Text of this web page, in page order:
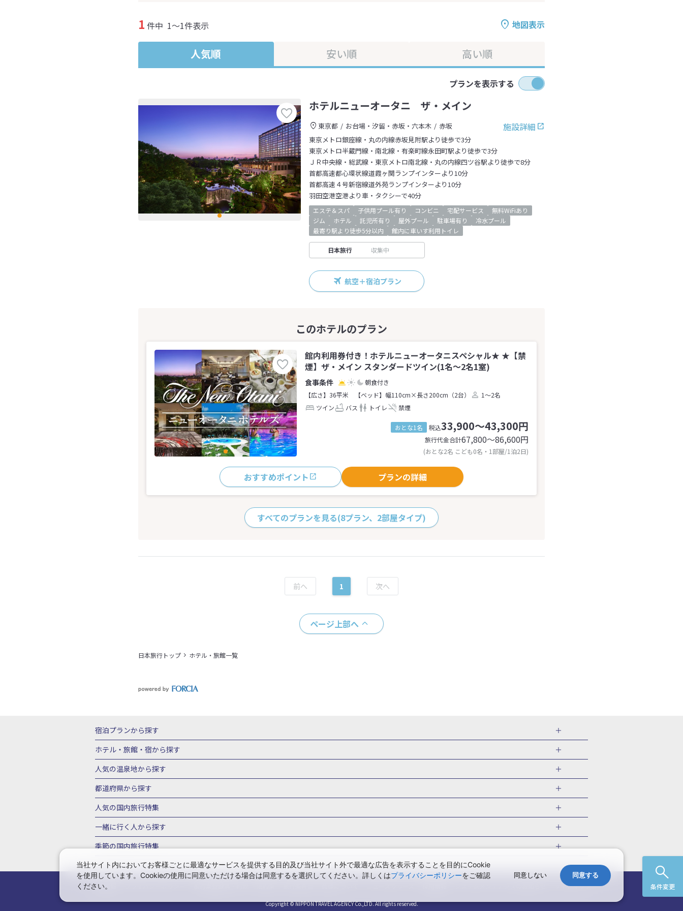
条件変更
地図表示
1 件中 1～1件表示
人気順 安い順 高い順
プランを表示する
ホテルニューオータニ ザ・メイン
施設詳細
東京都 お台場・汐留・赤坂・六本木
赤坂
東京メトロ銀座線・丸の内線赤坂見附駅より徒歩で3分
東京メトロ半蔵門線・南北線・有楽町線永田町駅より徒歩で3分
ＪＲ中央線・総武線・東京メトロ南北線・丸の内線四ツ谷駅より徒歩で8分
首都高速都心環状線道霞ヶ関ランプインターより10分
首都高速４号新宿線道外苑ランプインターより10分
羽田空港空港より車・タクシーで40分
エステ＆スパ 子供用プール有り コンビニ 宅配サービス
無料WiFiあり
ジム
ホテル 託児所有り 屋外プール 駐車場有り
冷水プール
最寄り駅より徒歩5分以内
館内に車いす利用トイレ
日本旅行 収集中
航空＋宿泊プラン
館内利用券付き！ホテルニューオータニスペシャル★ ★【禁
煙】ザ・メイン スタンダードツイン(1名～2名1室)
朝食付き
【広さ】36平米
【ベッド】幅110cm×長さ200cm（2台）
1～2名
ツイン
バス トイレ 禁煙
おとな1名 税込33,900～43,300円
旅行代金合計67,800〜86,600円
(おとな2名 こども0名・1部屋/1泊2日)
おすすめポイント プランの詳細
すべてのプランを見る(8プラン、2部屋タイプ)
1
ページ上部へ
日本旅行トップ ホテル・旅館一覧
宿泊プランから探す
北海道
東北 青森県
栃木県
群馬県 北陸 富山県 石川県 福井県 甲信越 山梨県 新潟県 長野県 東海 静岡県 岐阜県
愛知県
三重県
近畿 滋賀県 京都府 大阪府 兵庫県 奈良県 和歌山県 四国 徳島県 高知県 香川県 愛媛県
中国
岡山県
広島県
ホテル・旅館・宿から探す
北海道ホテル・旅館
山形県ホテル・旅館
福島県ホテル・旅館 東京都ホテル・旅館 神奈川県ホテル・旅館
埼玉県ホテル・旅館
千葉県ホテル・旅館
茨城県ホテル・旅館 栃木県ホテル・旅館 群馬県ホテル・旅館
富山県ホテル・旅館
石川県ホテル・旅館
静岡県ホテル・旅館
京都府ホテル・旅館
大阪府ホテル・旅館 兵庫県ホテル・旅館 奈良県ホテル・旅館
和歌山県ホテル・旅館
広島県ホテル・旅館
鳥取県ホテル・旅館 島根県ホテル・旅館 山口県ホテル・旅館
福岡県ホテル・旅館
佐賀県ホテル・旅館
長崎県ホテル・旅館 熊本県ホテル・旅館 大分県ホテル・旅館
宮崎県ホテル・旅館
人気の温泉地から探す
北海道
湯の川温泉(北海道)
川湯温泉(北海道)
層雲峡温泉(北海道) 知床温泉(北海道) 東北 花巻温泉(岩手) 蔵王温泉(山形)
かみのやま温泉(山形)
鳴子温泉(宮城)
秋保温泉(宮城) 飯坂温泉(福島) 北陸 和倉温泉(石川) 宇奈月温泉(富山) あわら温泉(福井)
関東
鬼怒川温泉(栃木)
川治温泉(栃木)
伊豆箱根
箱根湯本温泉(神奈川)
白骨温泉(長野)
湯田中渋温泉(長野) 昼神温泉(長野) 東海 浜名湖かんざんじ温泉(静岡) 下呂温泉(岐阜)
関西
有馬温泉(兵庫)
長門湯本(山口)
四国 こんぴら温泉(香川) 道後温泉(愛媛) 九州 雲仙温泉(長崎) 黒川温泉(熊本)
嬉野温泉(佐賀)
都道府県から探す
北海道旅行・ツアー
山形旅行・ツアー
福島旅行・ツアー 関東 東京旅行・ツアー 神奈川旅行・ツアー 埼玉旅行・ツアー
千葉旅行・ツアー
茨城旅行・ツアー
栃木旅行・ツアー 群馬旅行・ツアー 北陸 富山旅行・ツアー 石川旅行・ツアー
福井旅行・ツアー
甲信越
山梨旅行・ツアー 新潟旅行・ツアー 長野旅行・ツアー 東海 静岡旅行・ツアー
岐阜旅行・ツアー
愛知旅行・ツアー
三重旅行・ツアー 関西 滋賀旅行・ツアー 京都旅行・ツアー 大阪旅行・ツアー
兵庫旅行・ツアー
奈良旅行・ツアー
和歌山旅行・ツアー 四国 徳島旅行・ツアー 高知旅行・ツアー 香川旅行・ツアー
愛媛旅行・ツアー
中国
福岡旅行・ツアー
佐賀旅行・ツアー 長崎旅行・ツアー 熊本旅行・ツアー 大分旅行・ツアー 宮崎旅行・ツアー
人気の国内旅行特集
東京ディズニーリゾート®への旅
一緒に行く人から探す
一人旅 国内版
家族・子連れ旅行 国内版
季節の国内旅行特集
桜・お花見特集
ゴールデンウィーク（GW）の国内旅行 夏休み・お盆の国内旅行 7月の国内旅行
8月の国内旅行
9月の国内旅行
10月の国内旅行 11月の国内旅行 紅葉旅行 クリスマスの国内旅行
年末年始・お正月の国内旅行
1月の国内旅行
会社情報 サイトマップ
Copyright © NIPPON TRAVEL AGENCY Co.,LTD. All rights reserved.
当社サイト内においてお客様ごとに最適なサービスを提供する目的及び当社サイト外で最適な広告を表示することを目的にCookie
を使用しています。Cookieの使用に同意いただける場合は同意するを選択してください。詳しくはプライバシーポリシーをご確認
ください。
同意しない 同意する